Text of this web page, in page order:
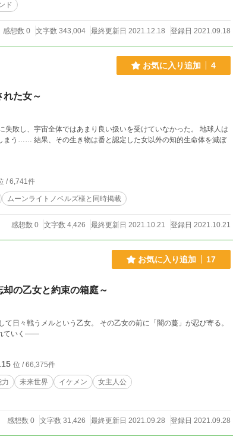
ド
感想数 0 文字数 343,004 最終更新日 2021.12.18 登録日 2021.09.18
お気に入り追加 4
れた女～
敗し、宇宙全体ではあまり良い扱いを受けていなかった。 地球人は
的生命体を滅ぼ
/ 6,741件
ムーンライトノベルズ様と同時掲載
感想数 0 文字数 4,426 最終更新日 2021.10.21 登録日 2021.10.21
お気に入り追加 17
の乙女と約束の箱庭～
日々戦うメルという乙女。 その乙女の前に「闇の蔓」が忍び寄る。
ていく――
位 / 66,375件
力 未来世界 イケメン
女主人公
感想数 0 文字数 31,426 最終更新日 2021.09.28 登録日 2021.09.28